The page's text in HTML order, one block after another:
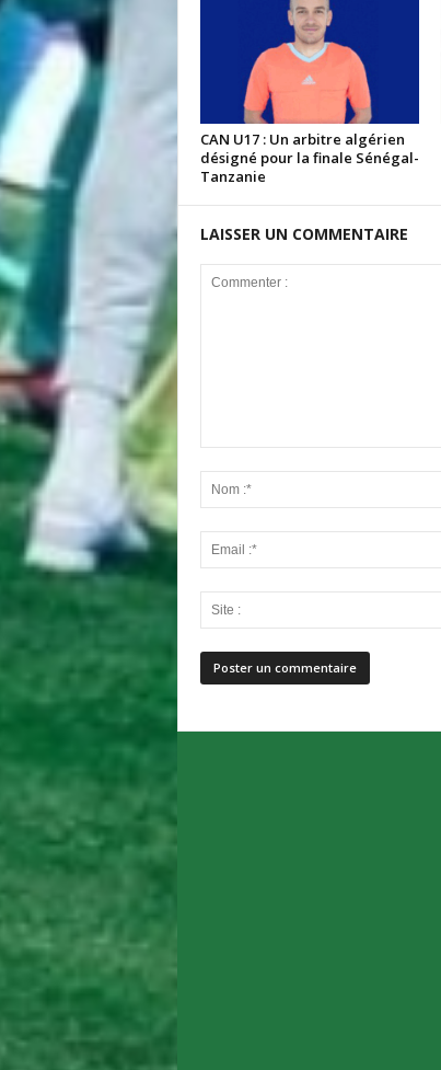
CAN U17 : Un arbitre algérien
désigné pour la finale Sénégal-
Tanzanie
LAISSER UN COMMENTAIRE